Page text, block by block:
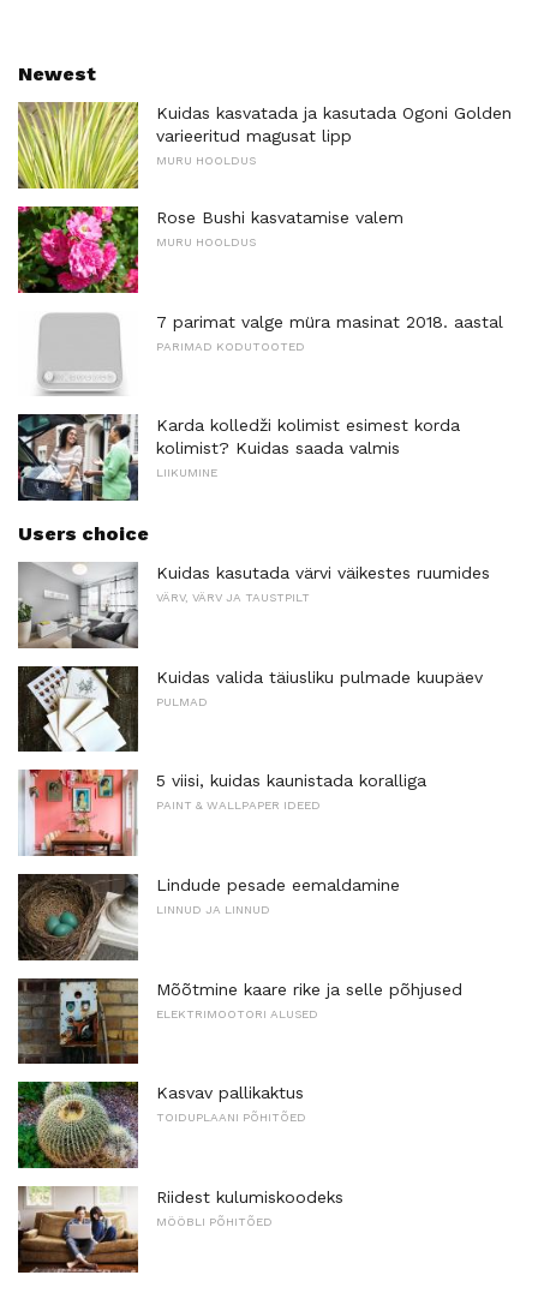
Newest
Kuidas kasvatada ja kasutada Ogoni Golden
varieeritud magusat lipp
MURU HOOLDUS
Rose Bushi kasvatamise valem
MURU HOOLDUS
7 parimat valge müra masinat 2018. aastal
PARIMAD KODUTOOTED
Karda kolledži kolimist esimest korda
kolimist? Kuidas saada valmis
LIIKUMINE
Users choice
Kuidas kasutada värvi väikestes ruumides
VÄRV, VÄRV JA TAUSTPILT
Kuidas valida täiusliku pulmade kuupäev
PULMAD
5 viisi, kuidas kaunistada koralliga
PAINT & WALLPAPER IDEED
Lindude pesade eemaldamine
LINNUD JA LINNUD
Mõõtmine kaare rike ja selle põhjused
ELEKTRIMOOTORI ALUSED
Kasvav pallikaktus
TOIDUPLAANI PÕHITÕED
Riidest kulumiskoodeks
MÖÖBLI PÕHITÕED